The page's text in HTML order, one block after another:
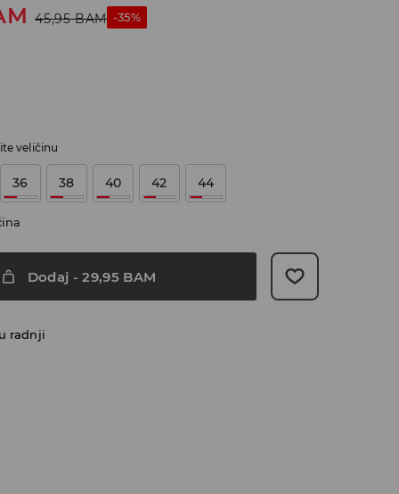
45,95 BAM -35%
veličinu
36 38 40 42 44
Dodaj -29,95 BAM
radnji